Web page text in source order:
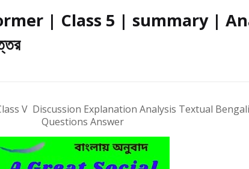
| Class 5 | summary |
V Discussion Explanation Analysis Textual
Questions Answer